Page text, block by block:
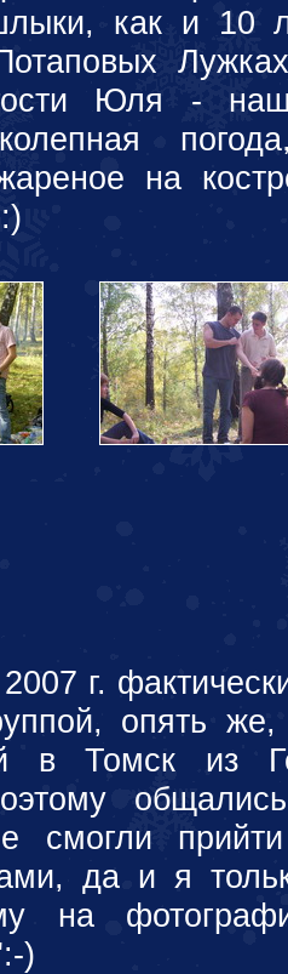
как и 10
Юля - наш
на
г.
опять
в Томск из
смогли
да и я
на
)